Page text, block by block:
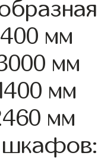
мм
мм
мм
мм